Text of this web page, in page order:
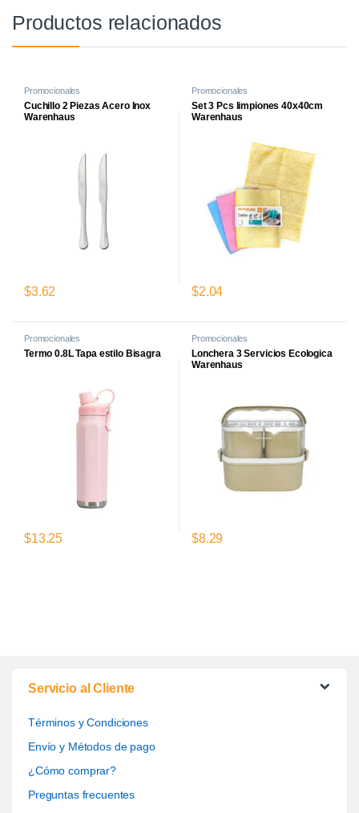
Productos relacionados
Promocionales
Cuchillo 2 Piezas Acero Inox
Warenhaus
$3.62
Promocionales
Set 3 Pcs limpiones 40x40cm
Warenhaus
$2.04
Promocionales
Termo 0.8L Tapa estilo Bisagra
$13.25
Promocionales
Lonchera 3 Servicios Ecologica
Warenhaus
$8.29
Servicio al Cliente
Términos y Condiciones
Envío y Métodos de pago
¿Cómo comprar?
Preguntas frecuentes